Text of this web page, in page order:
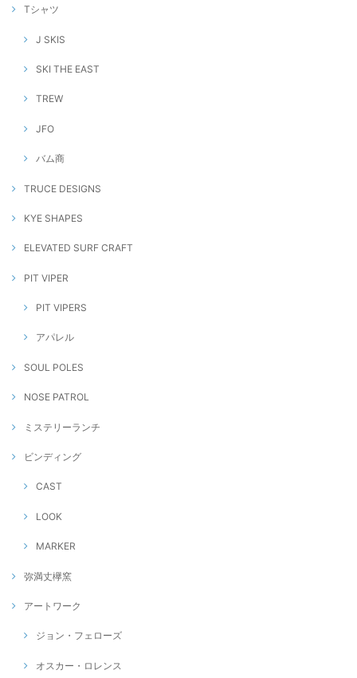
Tシャツ
J SKIS
SKI THE EAST
TREW
JFO
バム商
TRUCE DESIGNS
KYE SHAPES
ELEVATED SURF CRAFT
PIT VIPER
PIT VIPERS
アパレル
SOUL POLES
NOSE PATROL
ミステリーランチ
ビンディング
CAST
LOOK
MARKER
弥満丈欅窯
アートワーク
ジョン・フェローズ
オスカー・ロレンス